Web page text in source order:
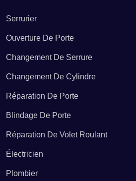
Installation de chauffe-eau Beaulieu-sur-
Installation de chauffe-eau Bendejun
Installation de chauffe-eau Berre-les-
Serrurier
Ouverture De Porte
Changement De Serrure
Changement De Cylindre
Réparation De Porte
Blindage De Porte
Réparation De Volet Roulant
Électricien
Plombier